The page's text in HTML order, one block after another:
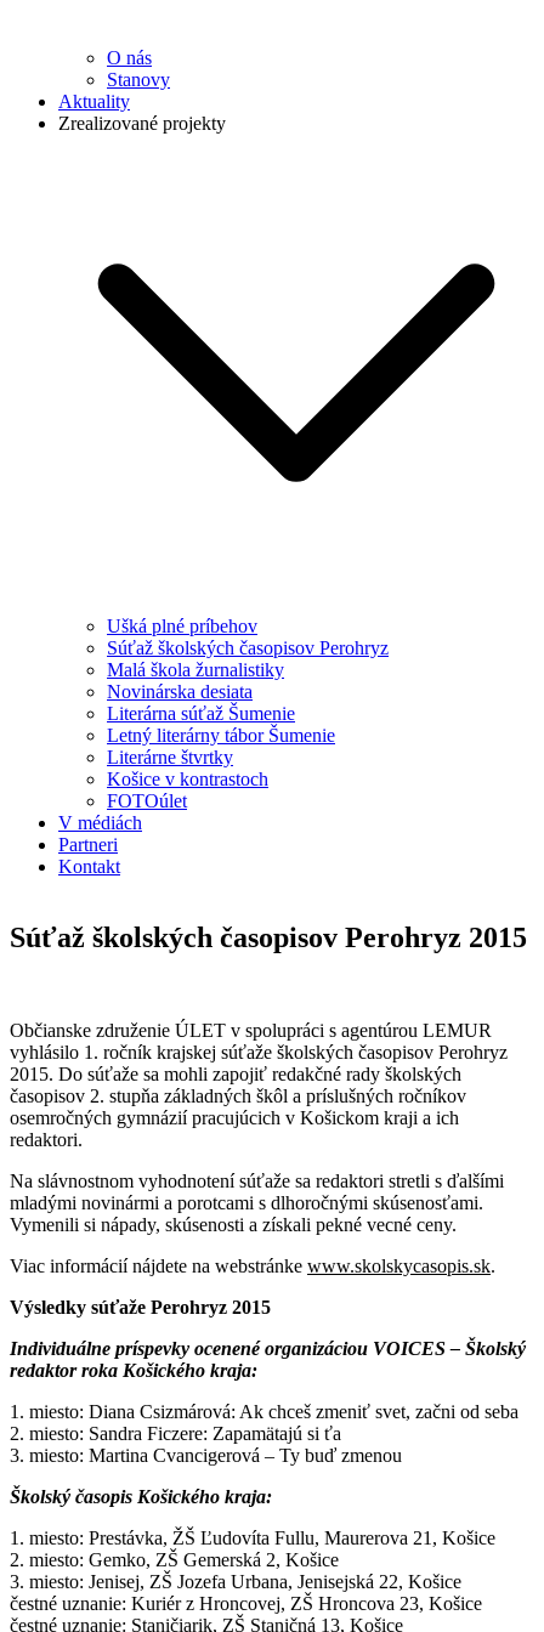
O nás
Stanovy
Aktuality
Zrealizované projekty
Ušká plné príbehov
Súťaž školských časopisov Perohryz
Malá škola žurnalistiky
Novinárska desiata
Literárna súťaž Šumenie
Letný literárny tábor Šumenie
Literárne štvrtky
Košice v kontrastoch
FOTOúlet
V médiách
Partneri
Kontakt
Súťaž školských časopisov Perohryz 2015
Občianske združenie ÚLET v spolupráci s agentúrou LEMUR
vyhlásilo 1. ročník krajskej súťaže školských časopisov Perohryz
2015. Do súťaže sa mohli zapojiť redakčné rady školských
časopisov 2. stupňa základných škôl a príslušných ročníkov
osemročných gymnázií pracujúcich v Košickom kraji a ich
redaktori.
Na slávnostnom vyhodnotení súťaže sa redaktori stretli s ďalšími
mladými novinármi a porotcami s dlhoročnými skúsenosťami.
Vymenili si nápady, skúsenosti a získali pekné vecné ceny.
Viac informácií nájdete na webstránke www.skolskycasopis.sk.
Výsledky súťaže Perohryz 2015
Individuálne príspevky ocenené organizáciou VOICES – Školský
redaktor roka Košického kraja:
1. miesto: Diana Csizmárová: Ak chceš zmeniť svet, začni od seba
2. miesto: Sandra Ficzere: Zapamätajú si ťa
3. miesto: Martina Cvancigerová – Ty buď zmenou
Školský časopis Košického kraja:
1. miesto: Prestávka, ŽŠ Ľudovíta Fullu, Maurerova 21, Košice
2. miesto: Gemko, ZŠ Gemerská 2, Košice
3. miesto: Jenisej, ZŠ Jozefa Urbana, Jenisejská 22, Košice
čestné uznanie: Kuriér z Hroncovej, ZŠ Hroncova 23, Košice
čestné uznanie: Staničiarik, ZŠ Staničná 13, Košice